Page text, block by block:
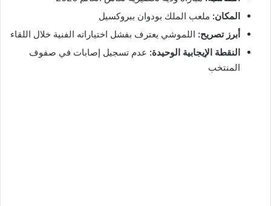
المكان: ملعب الملك بودوان ببروكسيل
أبرز تصريح: اللموشي يعترف بفشل اختياراته الفنية خلال اللقاء
النقطة الإيجابية الوحيدة: عدم تسجيل إصابات في صفوف
المنتخب